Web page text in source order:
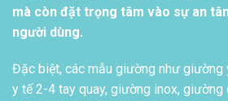
mà còn đặt trọng tâm vào sự an
người dùng.
Đặc biệt, các mẫu giường như giường
y tế 2-4 tay quay, giường inox,